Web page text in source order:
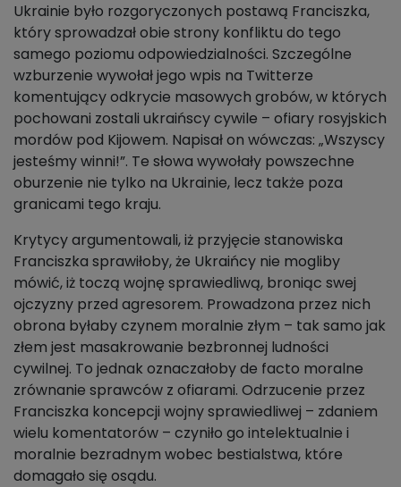
Ukrainie było rozgoryczonych postawą Franciszka,
który sprowadzał obie strony konfliktu do tego
samego poziomu odpowiedzialności. Szczególne
wzburzenie wywołał jego wpis na Twitterze
komentujący odkrycie masowych grobów, w których
pochowani zostali ukraińscy cywile – ofiary rosyjskich
mordów pod Kijowem. Napisał on wówczas: „Wszyscy
jesteśmy winni!”. Te słowa wywołały powszechne
oburzenie nie tylko na Ukrainie, lecz także poza
granicami tego kraju.
Krytycy argumentowali, iż przyjęcie stanowiska
Franciszka sprawiłoby, że Ukraińcy nie mogliby
mówić, iż toczą wojnę sprawiedliwą, broniąc swej
ojczyzny przed agresorem. Prowadzona przez nich
obrona byłaby czynem moralnie złym – tak samo jak
złem jest masakrowanie bezbronnej ludności
cywilnej. To jednak oznaczałoby de facto moralne
zrównanie sprawców z ofiarami. Odrzucenie przez
Franciszka koncepcji wojny sprawiedliwej – zdaniem
wielu komentatorów – czyniło go intelektualnie i
moralnie bezradnym wobec bestialstwa, które
domagało się osądu.